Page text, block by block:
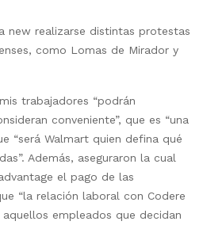
new realizarse distintas protestas
como Lomas de Mirador y
trabajadores “podrán
conveniente”, que es “una
“será Walmart quien defina qué
Además, aseguraron la cual
el pago de las
“la relación laboral con Codere
empleados que decidan